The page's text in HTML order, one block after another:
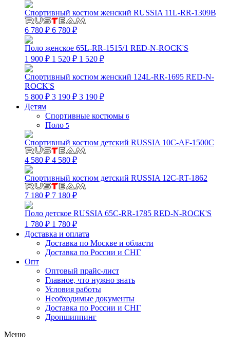
Спортивный костюм женский RUSSIA 11L-RR-1309B
6 780 ₽ 6 780 ₽
Поло женское 65L-RR-1515/1 RED-N-ROCK'S
1 900 ₽ 1 520 ₽ 1 520 ₽
Спортивный костюм женский 124L-RR-1695 RED-N-
ROCK'S
5 800 ₽ 3 190 ₽ 3 190 ₽
Детям
Спортивные костюмы 6
Поло 5
Спортивный костюм детский RUSSIA 10C-AF-1500C
4 580 ₽ 4 580 ₽
Спортивный костюм детский RUSSIA 12C-RT-1862
7 180 ₽ 7 180 ₽
Поло детское RUSSIA 65C-RR-1785 RED-N-ROCK'S
1 780 ₽ 1 780 ₽
Доставка и оплата
Доставка по Москве и области
Доставка по России и СНГ
Опт
Оптовый прайс-лист
Главное, что нужно знать
Условия работы
Необходимые документы
Доставка по России и СНГ
Дропшиппинг
Меню